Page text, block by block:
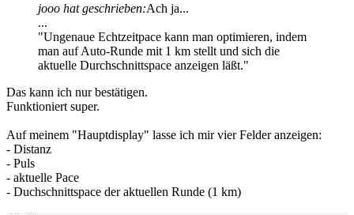
jooo hat geschrieben:Ach ja...
...
"Ungenaue Echtzeitpace kann man optimieren, indem
man auf Auto-Runde mit 1 km stellt und sich die
aktuelle Durchschnittspace anzeigen läßt."
Das kann ich nur bestätigen.
Funktioniert super.
Auf meinem "Hauptdisplay" lasse ich mir vier Felder anzeigen:
- Distanz
- Puls
- aktuelle Pace
- Duchschnittspace der aktuellen Runde (1 km)